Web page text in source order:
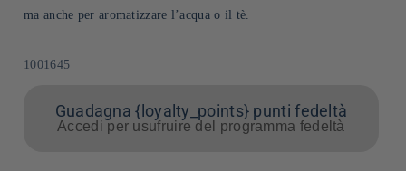
ma anche per aromatizzare l’acqua o il tè.
SKU:
1001645
Guadagna {loyalty_points} punti fedeltà
Accedi per usufruire del programma fedeltà